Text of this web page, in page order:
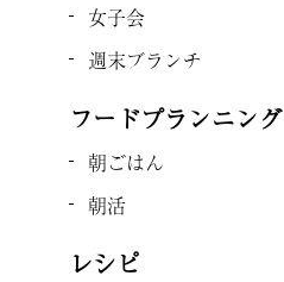
女子会
週末ブランチ
フードプランニング
朝ごはん
朝活
レシピ